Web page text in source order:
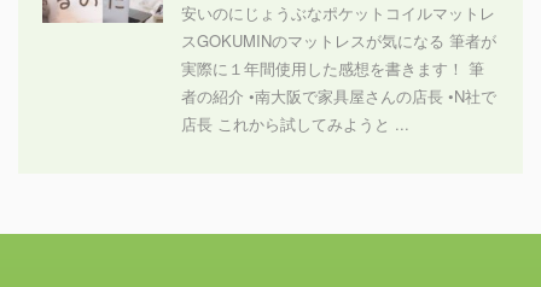
安いのにじょうぶなポケットコイルマットレ
スGOKUMINのマットレスが気になる 筆者が
実際に１年間使用した感想を書きます！ 筆
者の紹介 •南大阪で家具屋さんの店長 •N社で
店長 これから試してみようと ...